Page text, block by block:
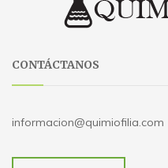
CONTÁCTANOS
informacion@quimiofilia.com